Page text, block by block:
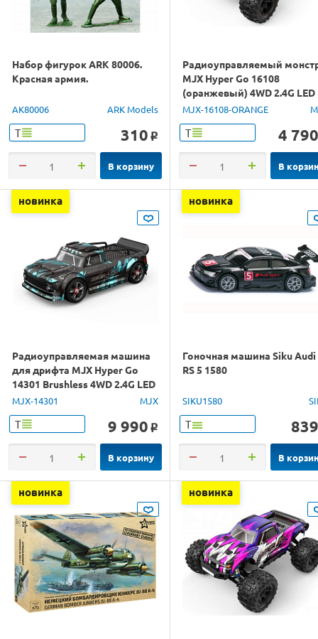
Набор фигурок ARK 80006.
Красная армия.
AK80006 ARK Models
Т 310 o
В корзину
Радиоуправляемый
MJX Hyper Go 16108
(оранжевый) 4WD 2.4G LED
1/16 RTR
MJX-16108-ORANGE
Т 4 790
В
новинка
Радиоуправляемая машина
для дрифта MJX Hyper Go
14301 Brushless 4WD 2.4G LED
1/14 RTR
MJX-14301 MJX
Т 9 990 o
В корзину
новинка
Гоночная машина Siku Audi
RS 5 1580
SIKU1580
Т 839
В
новинка новинка